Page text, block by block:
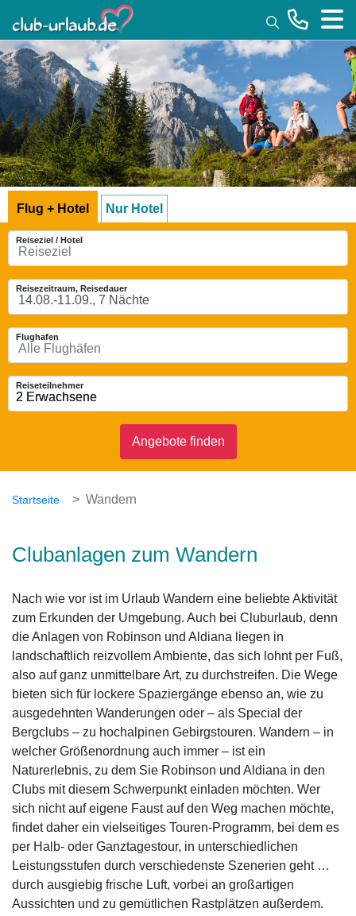
Flug + Hotel Nur Hotel
Reiseziel / Hotel
Reisezeitraum, Reisedauer
Flughafen
Reiseteilnehmer
2 Erwachsene
2 Erwachsene
Angebote finden
Startseite Wandern
Clubanlagen zum Wandern
Nach wie vor ist im Urlaub Wandern eine beliebte Aktivität
zum Erkunden der Umgebung. Auch bei Cluburlaub, denn
die Anlagen von Robinson und Aldiana liegen in
landschaftlich reizvollem Ambiente, das sich lohnt per Fuß,
also auf ganz unmittelbare Art, zu durchstreifen. Die Wege
bieten sich für lockere Spaziergänge ebenso an, wie zu
ausgedehnten Wanderungen oder – als Special der
Bergclubs – zu hochalpinen Gebirgstouren. Wandern – in
welcher Größenordnung auch immer – ist ein
Naturerlebnis, zu dem Sie Robinson und Aldiana in den
Clubs mit diesem Schwerpunkt einladen möchten. Wer
sich nicht auf eigene Faust auf den Weg machen möchte,
findet daher ein vielseitiges Touren-Programm, bei dem es
per Halb- oder Ganztagestour, in unterschiedlichen
Leistungsstufen durch verschiedenste Szenerien geht …
durch ausgiebig frische Luft, vorbei an großartigen
Aussichten und zu gemütlichen Rastplätzen außerdem.